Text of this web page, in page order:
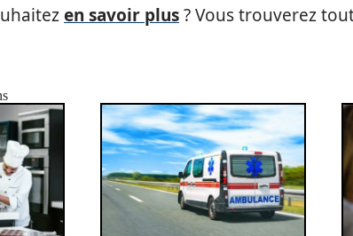
en savoir plus? Vous trouverez